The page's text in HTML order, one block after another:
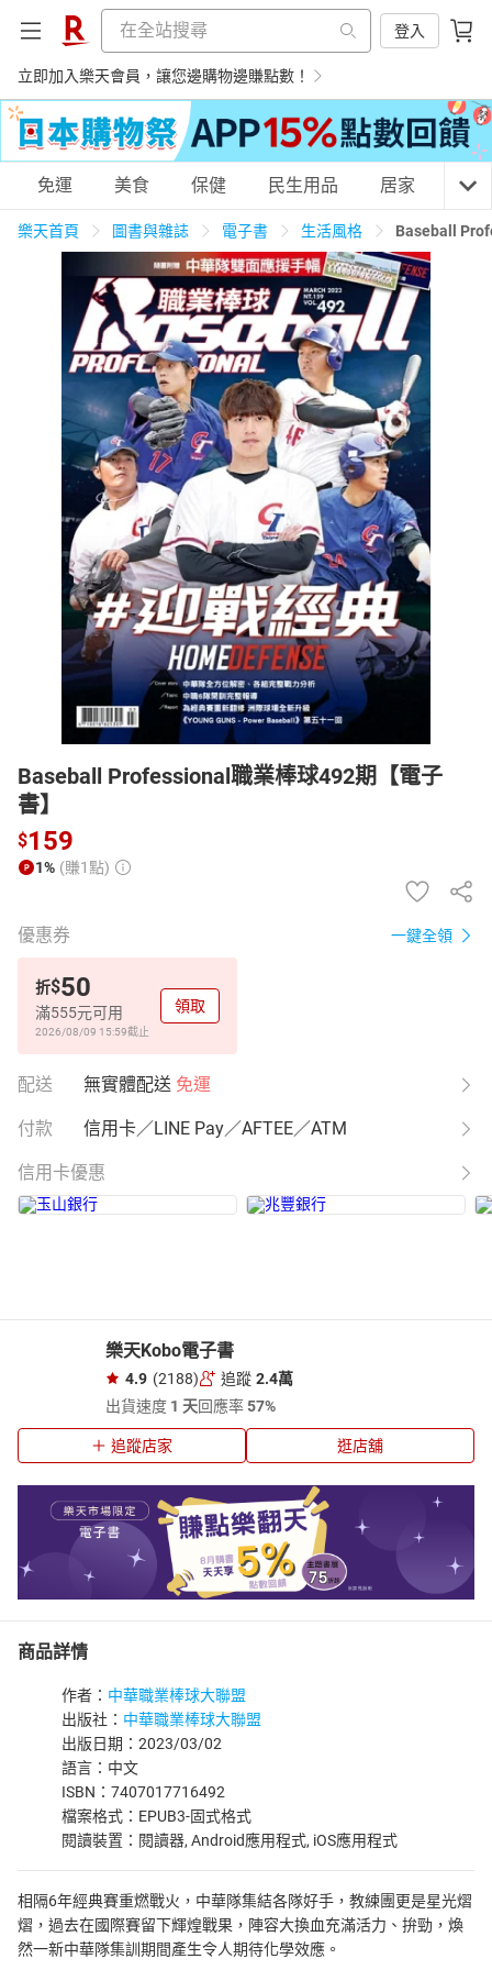
登入
立即加入樂天會員，讓您邊購物邊賺點數！
購物網分類
天天免運 美食蛋糕 養生保健 民生用品
3C家電 運動休閒 親子玩具
女裝 男裝 化妝保養 情趣用品
日本購物 電子/紙本書
HOT
免運 美食 保健 民生用品 居家 3C
樂天首頁 圖書與雜誌 電子書 生活風格 Baseball
Baseball Professional職業棒球492期【電子
書】
$159
1% (賺1點)
優惠券 一鍵全領
折$50
滿555元可用
2026/08/09 15:59截止
領取
配送 無實體配送 免運
付款 信用卡／LINE Pay／AFTEE／ATM
信用卡優惠
樂天Kobo電子書
4.9 (2188) 追蹤 2.4萬
出貨速度 1 天回應率57%
追蹤店家 逛店舖
商品詳情
作者： 中華職業棒球大聯盟
出版社： 中華職業棒球大聯盟
出版日期：2023/03/02
語言：中文
ISBN：7407017716492
檔案格式：EPUB3-固式格式
閱讀裝置：閱讀器, Android應用程式, iOS應用程式
相隔6年經典賽重燃戰火，中華隊集結各隊好手，教練團更是星光熠
熠，過去在國際賽留下輝煌戰果，陣容大換血充滿活力、拚勁，煥
然一新中華隊集訓期間產生令人期待化學效應。